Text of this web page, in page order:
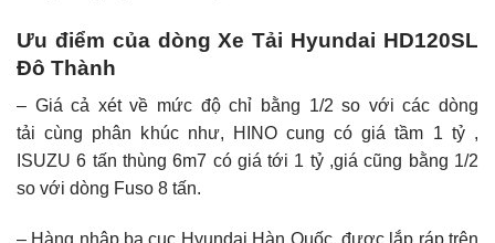
Ưu điểm của dòng Xe Tải Hyundai HD120SL
Đô Thành
– Giá cả xét về mức độ chỉ bằng 1/2 so với các dòng
tải cùng phân khúc như, HINO cung có giá tầm 1 tỷ ,
ISUZU 6 tấn thùng 6m7 có giá tới 1 tỷ ,giá cũng bằng 1/2
so với dòng Fuso 8 tấn.
– Hàng nhập ba cục Hyundai Hàn Quốc, được lắp ráp trên